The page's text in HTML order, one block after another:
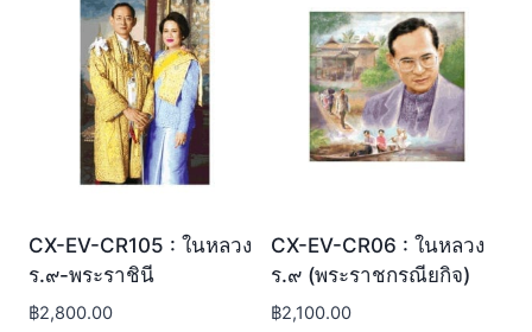
CX-EV-CR105 : ในหลวง
ร.๙-พระราชินี
฿2,800.00
CX-EV-CR06 : ในหลวง
ร.๙ (พระราชกรณียกิจ)
฿2,100.00